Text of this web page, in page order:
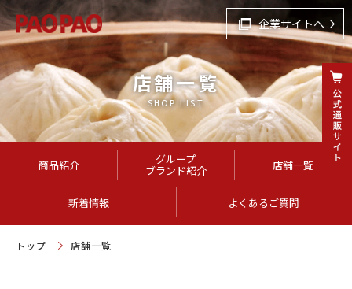
企業サイトへ
店舗一覧
SHOP LIST
商品紹介 グループ
ブランド紹介 店舗一覧
新着情報 よくあるご質問
トップ 店舗一覧